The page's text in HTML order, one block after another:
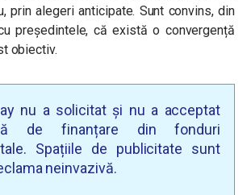
prin alegeri anticipate. Sunt convins, din
președintele, că există o convergență
obiectiv.
nu a solicitat și nu a acceptat
de finanțare din fonduri
Spațiile de publicitate sunt
neinvazivă.